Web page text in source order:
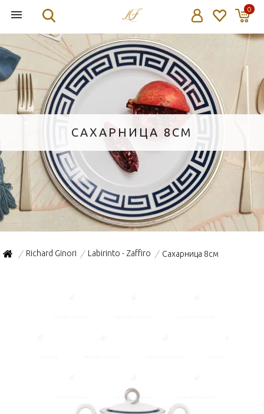
0
САХАРНИЦА 8СМ
/ Richard Ginori / Labirinto - Zaffiro / Сахарница 8см